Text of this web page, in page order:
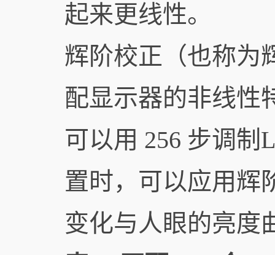
起来更线性。
辉阶校正（也称为
配显示器的非线性
可以用 256 步调
置时，可以应用辉
变化与人眼的亮度